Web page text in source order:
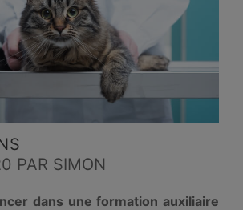
PAR SIMON
dans une formation auxiliaire